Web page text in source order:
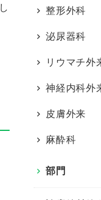
整形外科
泌尿器科
リウマチ外
神経内科外
皮膚外来
麻酔科
部門